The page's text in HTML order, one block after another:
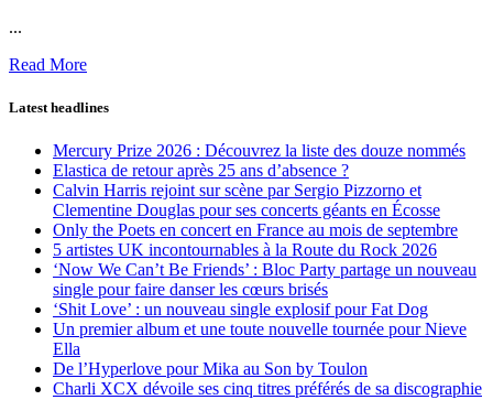
...
Read More
Latest headlines
Mercury Prize 2026 : Découvrez la liste des douze nommés
Elastica de retour après 25 ans d’absence ?
Calvin Harris rejoint sur scène par Sergio Pizzorno et
Clementine Douglas pour ses concerts géants en Écosse
Only the Poets en concert en France au mois de septembre
5 artistes UK incontournables à la Route du Rock 2026
‘Now We Can’t Be Friends’ : Bloc Party partage un nouveau
single pour faire danser les cœurs brisés
‘Shit Love’ : un nouveau single explosif pour Fat Dog
Un premier album et une toute nouvelle tournée pour Nieve
Ella
De l’Hyperlove pour Mika au Son by Toulon
Charli XCX dévoile ses cinq titres préférés de sa discographie